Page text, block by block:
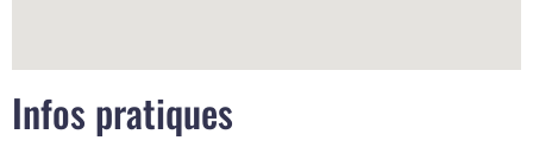
Infos pratiques